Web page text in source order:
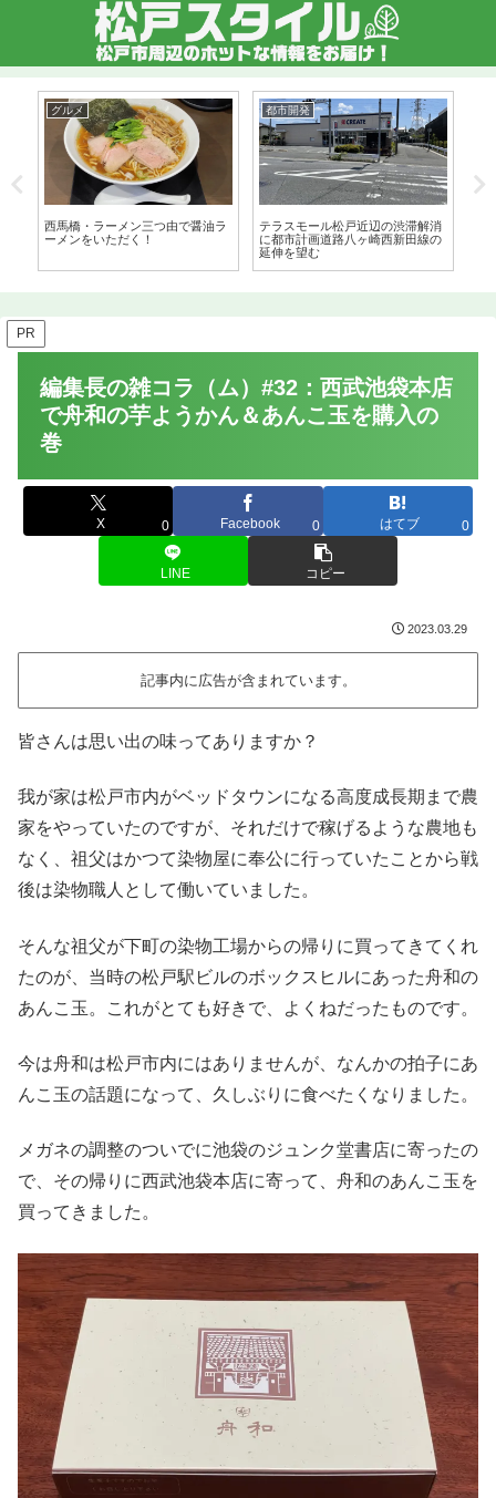
グルメ
西馬橋・ラーメン三つ由で醤油ラ
ーメンをいただく！
都市開発
テラスモール松戸近辺の渋滞解消
に都市計画道路八ヶ崎西新田線の
延伸を望む
PR
編集長の雑コラ（ム）#32：西武池袋本店
で舟和の芋ようかん＆あんこ玉を購入の
巻
X 0 Facebook 0 はてブ 0
LINE コピー
2023.03.29
記事内に広告が含まれています。
皆さんは思い出の味ってありますか？
我が家は松戸市内がベッドタウンになる高度成長期まで農
家をやっていたのですが、それだけで稼げるような農地も
なく、祖父はかつて染物屋に奉公に行っていたことから戦
後は染物職人として働いていました。
そんな祖父が下町の染物工場からの帰りに買ってきてくれ
たのが、当時の松戸駅ビルのボックスヒルにあった舟和の
あんこ玉。これがとても好きで、よくねだったものです。
今は舟和は松戸市内にはありませんが、なんかの拍子にあ
んこ玉の話題になって、久しぶりに食べたくなりました。
メガネの調整のついでに池袋のジュンク堂書店に寄ったの
で、その帰りに西武池袋本店に寄って、舟和のあんこ玉を
買ってきました。